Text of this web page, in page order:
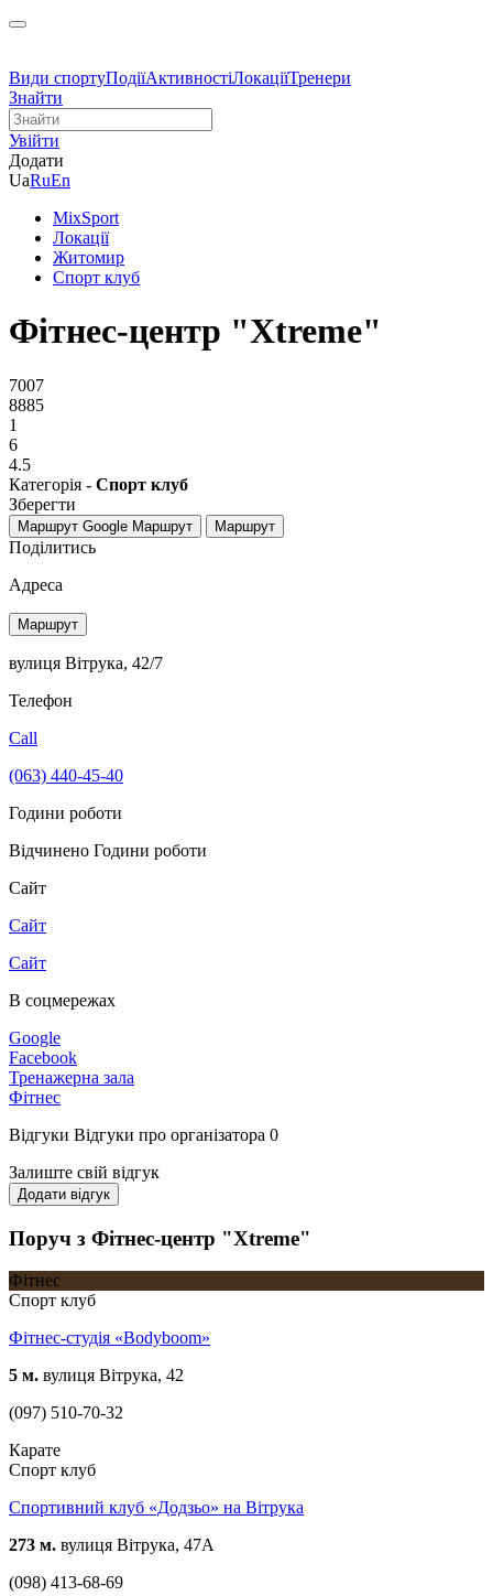
Види спортуПодіїАктивностіЛокаціїТренери
Знайти
Увійти
Додати
UaRuEn
MixSport
Локації
Житомир
Спорт клуб
Фітнес-центр "Xtreme"
7007
8885
1
6
4.5
Категорія - Спорт клуб
Зберегти
Маршрут Google Маршрут Маршрут
Поділитись
Адреса
Маршрут
вулиця Вітрука, 42/7
Телефон
Call
(063) 440-45-40
Години роботи
Відчинено Години роботи
Сайт
Сайт
Сайт
В соцмережах
Google
Facebook
Тренажерна зала
Фітнес
Відгуки Відгуки про організатора 0
Залиште свій відгук
Додати відгук
Поруч з Фітнес-центр "Xtreme"
Фітнес
Спорт клуб
Фітнес-студія «Bodyboom»
5 м. вулиця Вітрука, 42
(097) 510-70-32
Карате
Спорт клуб
Спортивний клуб «Додзьо» на Вітрука
273 м. вулиця Вітрука, 47А
(098) 413-68-69